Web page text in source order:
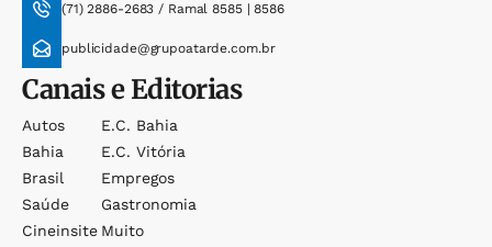
(71) 2886-2683 / Ramal 8585 | 8586
publicidade@grupoatarde.com.br
Canais e Editorias
Autos
Bahia
Brasil
Saúde
Cineinsite
E.c. Bahia
E.c. Vitória
Empregos
Gastronomia
Muito